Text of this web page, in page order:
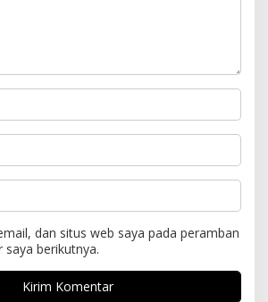
dan situs web saya pada peramban
berikutnya.